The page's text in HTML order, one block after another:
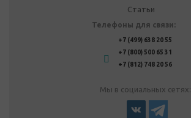
Статьи
Телефоны для связи:
+7 (499) 638 20 55
+7 (800) 500 65 31
+7 (812) 748 20 56
Мы в социальных сетях: